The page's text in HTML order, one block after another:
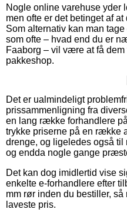
Nogle online varehuse yder
men ofte er det betinget af
Som alternativ kan man
som ofte – hvad end du er
Faaborg – vil være at få
pakkeshop.
Det er ualmindeligt
prissammenligning fra
en lang række forhandlere
trykke priserne på en række
drenge, og ligeledes også
og endda nogle gange
Det kan dog imidlertid vise
enkelte e-forhandlere efter
mm rør inden du bestiller,
laveste pris.